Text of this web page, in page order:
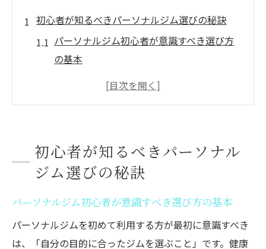
初心者が知るべきパーソナルジム選びの秘訣
パーソナルジム初心者が意識すべき選び方
の基本
失敗しないパーソナルジム選択のチェック
パーソナルジム選びで重視したいトレーナ
ーとの相性
東向島パーソナルトレーニング利用者の実
ダイエット成功に導くパーソナルジムの活用術
初心者が知るべきパーソナル
ジム選びの秘訣
パーソナルジム初心者が意識すべき選び方の基本
パーソナルジムを初めて利用する方が最初に意識すべき
は、「自分の目的に合ったジムを選ぶこと」です。健康